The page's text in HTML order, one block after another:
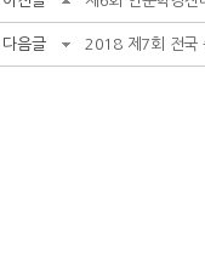
다음글 2018 제7회 전국